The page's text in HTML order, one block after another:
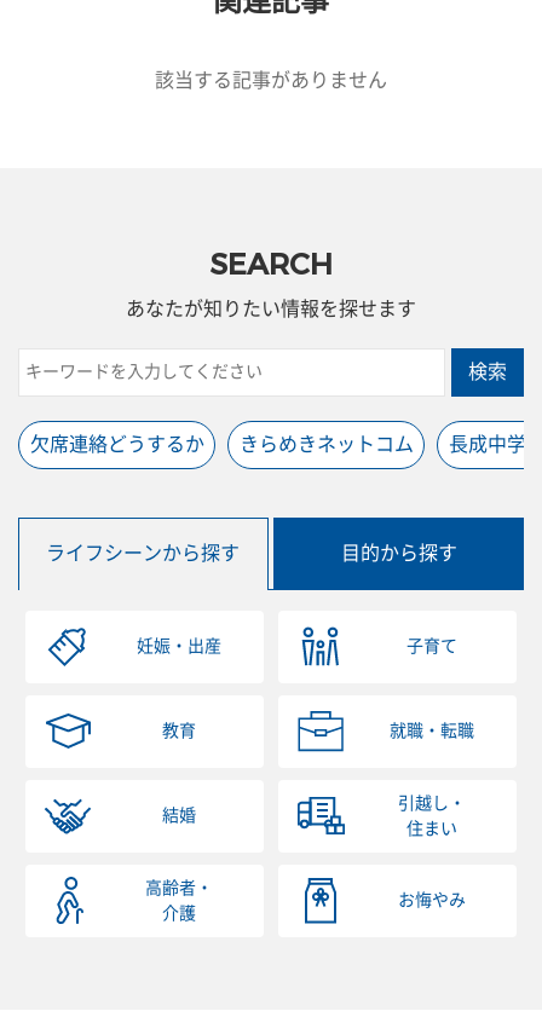
該当する記事がありません
SEARCH
あなたが知りたい情報を探せます
検索
欠席連絡どうするか きらめきネットコム 長成中学
ライフシーンから探す 目的から探す
妊娠・出産 子育て
教育 就職・転職
結婚
引越し・
住まい
高齢者・
介護
お悔やみ